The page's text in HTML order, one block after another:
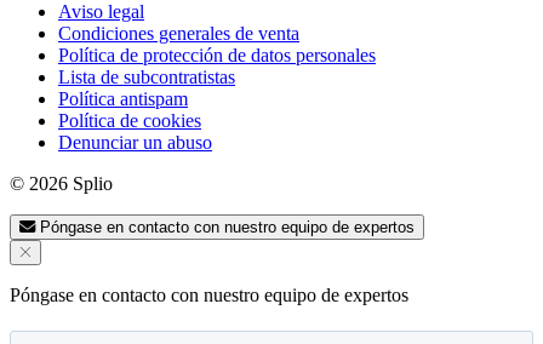
Aviso legal
Condiciones generales de venta
Política de protección de datos personales
Lista de subcontratistas
Política antispam
Política de cookies
Denunciar un abuso
© 2026 Splio
Póngase en contacto con nuestro equipo de expertos
Póngase en contacto con nuestro equipo de expertos